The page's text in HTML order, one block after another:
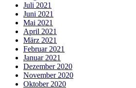
Juli 2021
Juni 2021
Mai 2021
April 2021
März 2021
Februar 2021
Januar 2021
Dezember 2020
November 2020
Oktober 2020